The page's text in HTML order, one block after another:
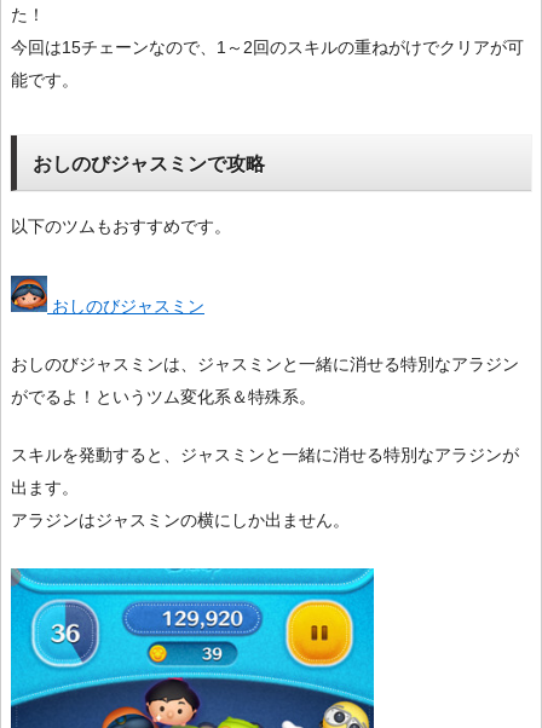
た！
今回は15チェーンなので、1～2回のスキルの重ねがけでクリアが可
能です。
おしのびジャスミンで攻略
以下のツムもおすすめです。
おしのびジャスミン
おしのびジャスミンは、ジャスミンと一緒に消せる特別なアラジン
がでるよ！というツム変化系＆特殊系。
スキルを発動すると、ジャスミンと一緒に消せる特別なアラジンが
出ます。
アラジンはジャスミンの横にしか出ません。